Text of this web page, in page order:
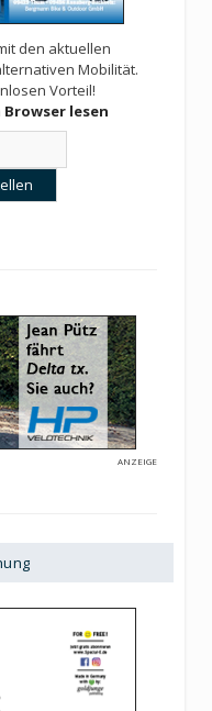
den aktuellen
Mobilität.
Vorteil!
lesen
ANZEIGE